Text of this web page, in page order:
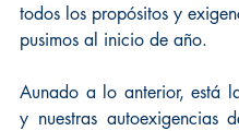
todos los propósitos y
pusimos al inicio de año.
Aunado a lo anterior, está
y nuestras autoexigencias